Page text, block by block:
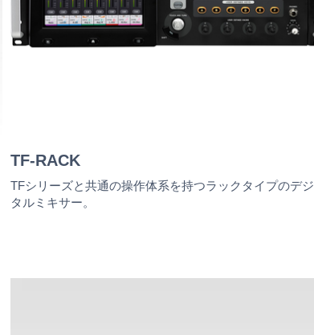
TF-RACK
TFシリーズと共通の操作体系を持つラックタイプのデジ
タルミキサー。